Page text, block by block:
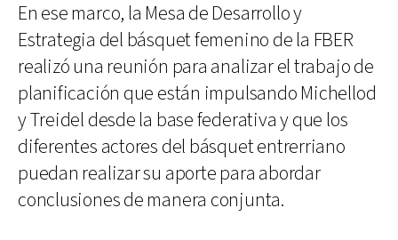
En ese marco, la Mesa de Desarrollo y
Estrategia del básquet femenino de la FBER
realizó una reunión para analizar el trabajo de
planificación que están impulsando Michellod
y Treidel desde la base federativa y que los
diferentes actores del básquet entrerriano
puedan realizar su aporte para abordar
conclusiones de manera conjunta.